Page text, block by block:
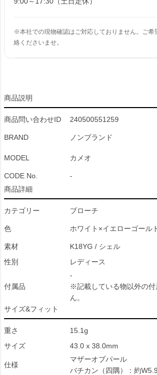
※本社での現物確認はご対応しておりません。ご希
絡くださいませ。
商品説明
商品問い合わせID 240500551259
BRAND ノンブランド
MODEL カメオ
CODE No.
-
商品詳細
カテゴリー ブローチ
色 ホワイト×イエローゴール
素材
K18YG / シェル
性別
レディース
付属品
-
※記載している物以外の
ん。
サイズ&フィット
重さ
15.1g
サイズ
43.0 x 38.0mm
仕様
マザーオブパール
バチカン（四隅）：約